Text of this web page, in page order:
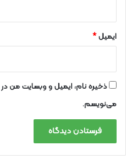
ایمیل*
ذخیره نام، ایمیل و وبسایت من در
می‌نویسم.